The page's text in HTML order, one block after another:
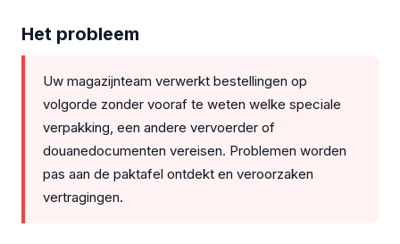
Het probleem
Uw magazijnteam verwerkt bestellingen op
volgorde zonder vooraf te weten welke speciale
verpakking, een andere vervoerder of
douanedocumenten vereisen. Problemen worden
pas aan de paktafel ontdekt en veroorzaken
vertragingen.